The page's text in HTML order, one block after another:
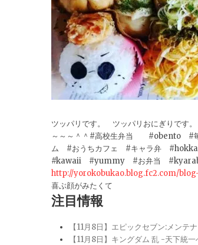
ツッパリです。 ツッパリおにぎりです
～～～＾＾#高校生弁当 #obento #
ム #おうちカフェ #キャラ弁
#kawaii #yummy #お弁当
http://yorokobukao.blog.fc2.com/
喜ぶ顔がみたくて
注目情報
【11月8日】エピックセブン:メン
【11月8日】キングダム 乱 -天下統